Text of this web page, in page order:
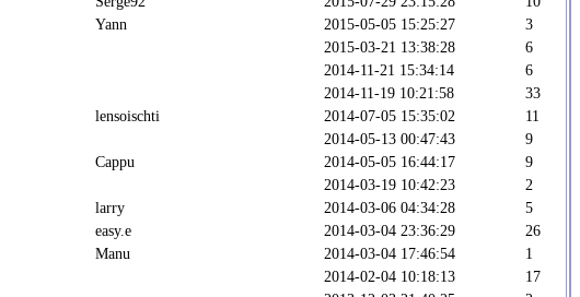
Yann 2015-05-05 15:25:27
3
2015-03-21 13:38:28
6
2014-11-21 15:34:14
6
2014-11-19 10:21:58
33
lensoischti 2014-07-05 15:35:02
11
2014-05-13 00:47:43
9
Cappu 2014-05-05 16:44:17
9
2014-03-19 10:42:23
2
larry 2014-03-06 04:34:28
5
easy.e 2014-03-04 23:36:29
26
Manu 2014-03-04 17:46:54
1
2014-02-04 10:18:13
17